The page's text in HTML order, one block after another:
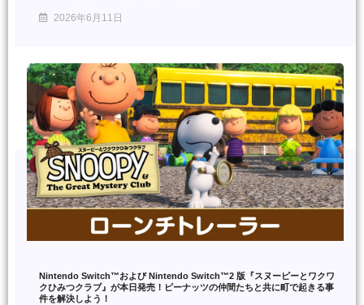
2026年6月11日
Nintendo Switch™および Nintendo Switch™2 版『スヌーピーとワクワ
クひみつクラブ』が本日発売！ピーナッツの仲間たちと共に町で起きる事
件を解決しよう！